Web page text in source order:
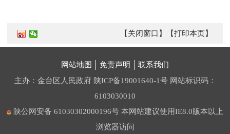
【打印本页】
【关闭窗口】
网站地图 免责声明
联系我们
主办：金台区人民政府 陕ICP备19001640-1号 网站标识码：
6103030010
陕公网安备 61030302000196号 本网站建议使用IE8.0版本以上
浏览器访问